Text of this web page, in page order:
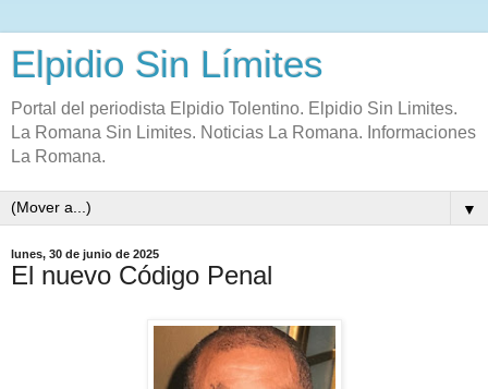
Elpidio Sin Límites
Portal del periodista Elpidio Tolentino. Elpidio Sin Limites.
La Romana Sin Limites. Noticias La Romana. Informaciones
La Romana.
▼
lunes, 30 de junio de 2025
El nuevo Código Penal